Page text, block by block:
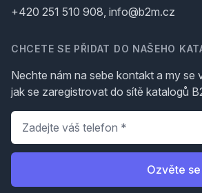
+420 251 510 908, info@b2m.cz
CHCETE SE PŘIDAT DO NAŠEHO
Nechte nám na sebe kontakt a my se
jak se zaregistrovat do sítě katalogů
Telefon
Ozvěte